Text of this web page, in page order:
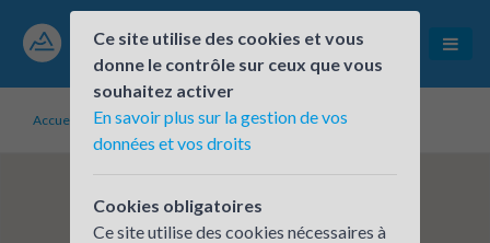
Accueil Établissements inscrits LATHUILLE HUDRY
Ce site utilise des cookies et vous
donne le contrôle sur ceux que vous
souhaitez activer
En savoir plus sur la gestion de vos
données et vos droits
Cookies obligatoires
Ce site utilise des cookies nécessaires à